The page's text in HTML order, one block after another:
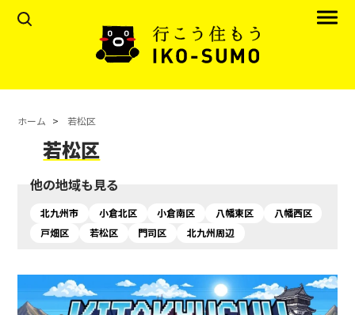
ホーム 若松区
若松区
他の地域も見る
北九州市 小倉北区 小倉南区 八幡東区
八幡西区
戸畑区
若松区 門司区 北九州周辺